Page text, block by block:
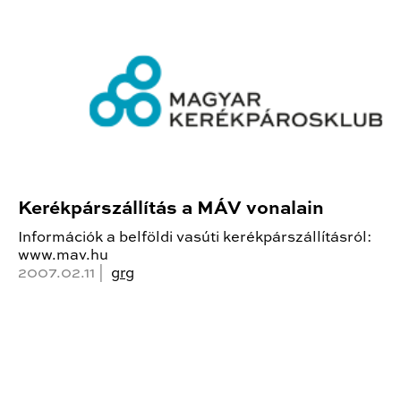
Kerékpárszállítás a MÁV vonalain
Információk a belföldi vasúti kerékpárszállításról:
www.mav.hu
2007.02.11 | grg